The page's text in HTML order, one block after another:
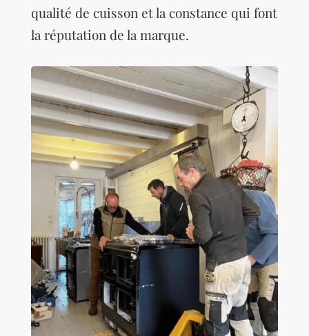
qualité de cuisson et la constance qui font
la réputation de la marque.